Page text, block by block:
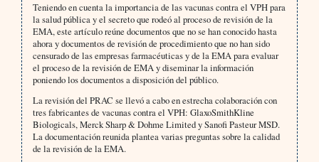
Teniendo en cuenta la importancia de las vacunas contra el VPH para
la salud pública y el secreto que rodeó al proceso de revisión de la
EMA, este artículo reúne documentos que no se han conocido hasta
ahora y documentos de revisión de procedimiento que no han sido
censurado de las empresas farmacéuticas y de la EMA para evaluar
el proceso de la revisión de EMA y diseminar la información
poniendo los documentos a disposición del público.
La revisión del PRAC se llevó a cabo en estrecha colaboración con
tres fabricantes de vacunas contra el VPH: GlaxoSmithKline
Biologicals, Merck Sharp & Dohme Limited y Sanofi Pasteur MSD.
La documentación reunida plantea varias preguntas sobre la calidad
de la revisión de la EMA.